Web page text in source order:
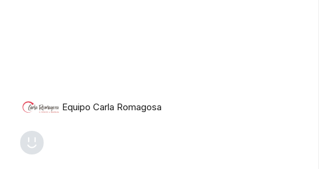
Equipo Carla Romagosa